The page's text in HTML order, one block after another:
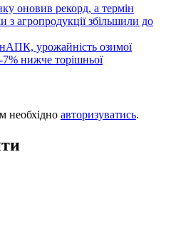
оновив рекорд, а термін
агропродукції збільшили до
урожайність озимої
нижче торішньої
необхідно авторизуватись.